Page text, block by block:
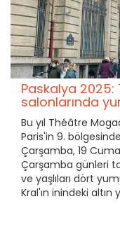
Paskalya
salonlarında
Bu yıl Théâtre
Paris'in 9.
Çarşamba, 19
Çarşamba günleri
ve yaşlıları dört
Kral'ın inindeki altın